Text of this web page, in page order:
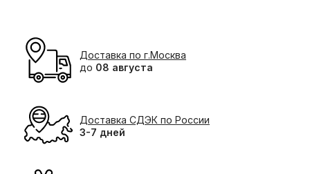
Доставка по г.Москва
до 08 августа
Доставка СДЭК по России
3-7 дней